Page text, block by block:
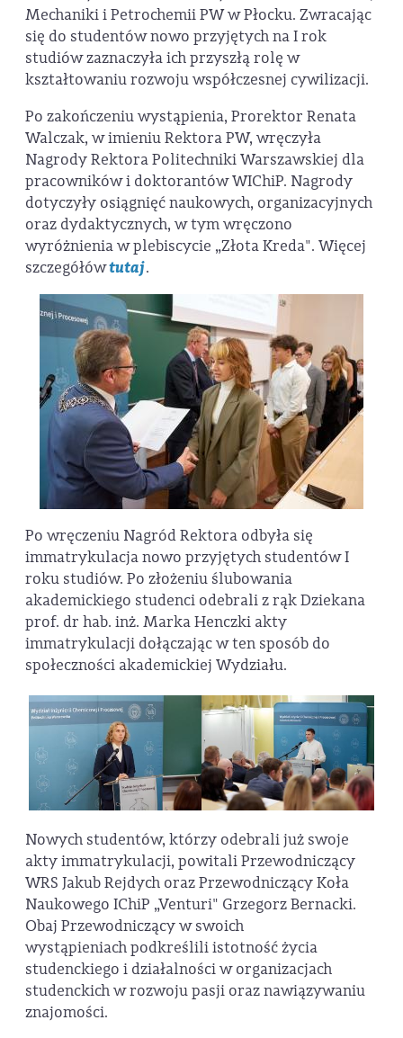
Mechaniki i Petrochemii PW w Płocku. Zwracając
się do studentów nowo przyjętych na I rok
studiów zaznaczyła ich przyszłą rolę w
kształtowaniu rozwoju współczesnej cywilizacji.
Po zakończeniu wystąpienia, Prorektor Renata
Walczak, w imieniu Rektora PW, wręczyła
Nagrody Rektora Politechniki Warszawskiej dla
pracowników i doktorantów WIChiP. Nagrody
dotyczyły osiągnięć naukowych, organizacyjnych
oraz dydaktycznych, w tym wręczono
wyróżnienia w plebiscycie „Złota Kreda". Więcej
szczegółówtutaj.
Po wręczeniu Nagród Rektora odbyła się
immatrykulacja nowo przyjętych studentów I
roku studiów. Po złożeniu ślubowania
akademickiego studenci odebrali z rąk Dziekana
prof. dr hab. inż. Marka Henczki akty
immatrykulacji dołączając w ten sposób do
społeczności akademickiej Wydziału.
Nowych studentów, którzy odebrali już swoje
akty immatrykulacji, powitali Przewodniczący
WRS Jakub Rejdych oraz Przewodniczący Koła
Naukowego IChiP „Venturi" Grzegorz Bernacki.
Obaj Przewodniczący w swoich
wystąpieniach podkreślili istotność życia
studenckiego i działalności w organizacjach
studenckich w rozwoju pasji oraz nawiązywaniu
znajomości.